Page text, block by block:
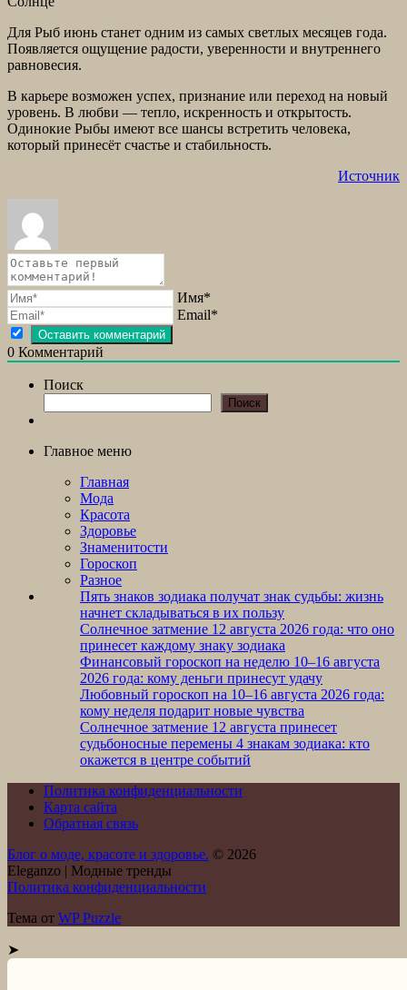
Для Рыб июнь станет одним из самых светлых месяцев года.
Появляется ощущение радости, уверенности и внутреннего
равновесия.
В карьере возможен успех, признание или переход на новый
уровень. В любви — тепло, искренность и открытость.
Одинокие Рыбы имеют все шансы встретить человека,
который принесёт счастье и стабильность.
Источник
Имя*
Email*
0 Комментарий
Поиск
Поиск
Главное меню
Главная
Мода
Красота
Здоровье
Знаменитости
Гороскоп
Разное
Пять знаков зодиака получат знак судьбы: жизнь
начнет складываться в их пользу
Солнечное затмение 12 августа 2026 года: что оно
принесет каждому знаку зодиака
Финансовый гороскоп на неделю 10–16 августа
2026 года: кому деньги принесут удачу
Любовный гороскоп на 10–16 августа 2026 года:
кому неделя подарит новые чувства
Солнечное затмение 12 августа принесет
судьбоносные перемены 4 знакам зодиака: кто
окажется в центре событий
Политика конфиденциальности
Карта сайта
Обратная связь
Блог о моде, красоте и здоровье. © 2026
Eleganzo | Модные тренды
Политика конфиденциальности
Тема от WP Puzzle
➤